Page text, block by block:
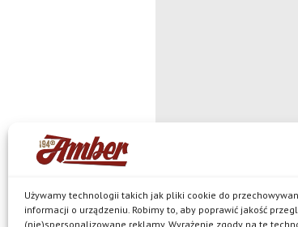
Używamy technologii takich jak pliki cookie do
informacji o urządzeniu. Robimy to, aby poprawić jakość
(nie)spersonalizowane reklamy. Wyrażenie zgody na te
© Browar Amber
jest właścicielem browaru w
Pils, Neptun, Harde, Amber Mocny